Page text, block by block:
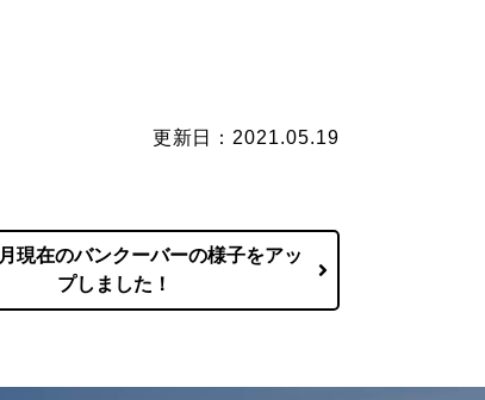
更新日：2021.05.19
現在のバンクーバーの様子をアッ
プしました！